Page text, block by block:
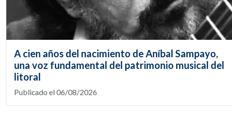
A cien años del nacimiento de Aníbal Sampayo,
una voz fundamental del patrimonio musical del
litoral
Publicado el 06/08/2026